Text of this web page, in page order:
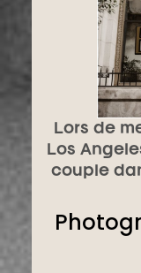
Lors de
Los
couple